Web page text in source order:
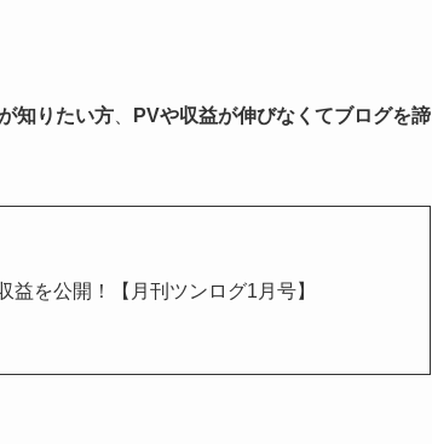
知りたい方、
PVや収益が伸びなくてブログを諦
益を公開！【月刊ツンログ1月号】